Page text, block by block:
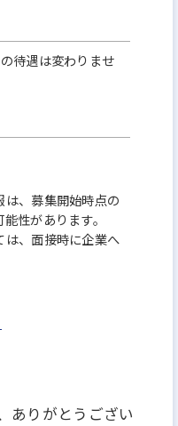
待遇は変わりませ
、募集開始時点の
性があります。
は、面接時に企業へ
ありがとうござい